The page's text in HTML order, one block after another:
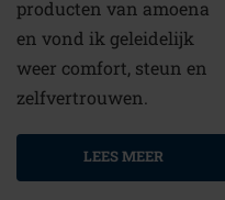
producten van amoena
en vond ik geleidelijk
weer comfort, steun en
zelfvertrouwen.
LEES MEER